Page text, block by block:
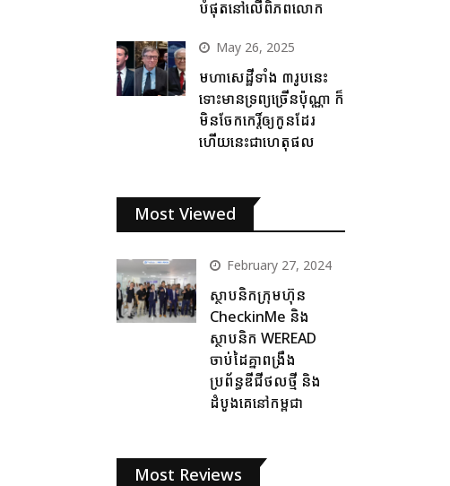
បំផុតនៅលើពិភពលោក
May 26, 2025
មហាសេដ្ឋីទាំង ៣រូបនេះ
ទោះមានទ្រព្យច្រើនប៉ុណ្ណា ក៏
មិនចែកកេរ្តិ៍ឲ្យកូនដែរ
ហើយនេះជាហេតុផល
Most Viewed
February 27, 2024
ស្ថាបនិកក្រុមហ៊ុន
CheckinMe និង
ស្ថាបនិក WEREAD
ចាប់ដៃគ្នាពង្រឹង
ប្រព័ន្ធឌីជីថលថ្មី និង
ដំបូងគេនៅកម្ពុជា
Most Reviews